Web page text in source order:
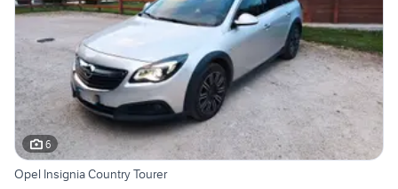
6
Opel Insignia Country Tourer